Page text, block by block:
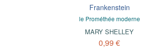
Frankenstein
le Prométhée moderne
MARY SHELLEY
0,99 €